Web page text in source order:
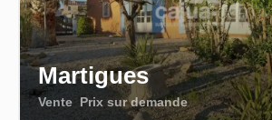
Martigues
Vente Prix sur demande